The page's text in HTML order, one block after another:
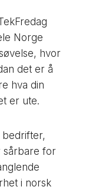
Norge
hvor
det er å
hva din
er ute.
bedrifter,
sårbare for
i norsk